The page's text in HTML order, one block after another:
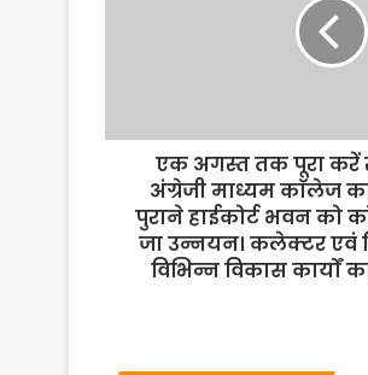
एक अगस्त तक पूरा करें
अंग्रेजी माध्यम काॅलेज
पुराने हाईकोर्ट भवन को
जा उन्नयन। कलेक्टर एवं
विभिन्न विकास कार्यों